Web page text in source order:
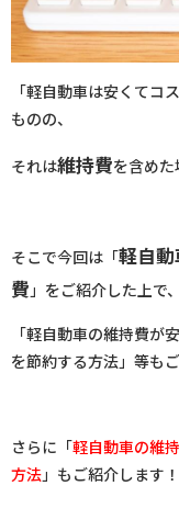
「軽自動車は安くてコ
ものの、
それは維持費を含めた
そこで今回は「軽自
費 」をご紹介した上で、
「軽自動車の維持費が
を節約する方法」等も
さらに「軽自動車の維
方法」もご紹介します！